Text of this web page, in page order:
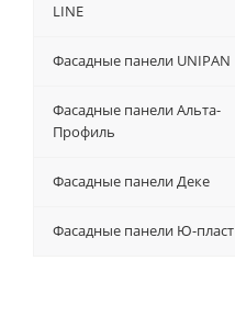
LINE
Фасадные панели UNIPAN
Фасадные панели Альта-
Профиль
Фасадные панели Деке
Фасадные панели Ю-пласт